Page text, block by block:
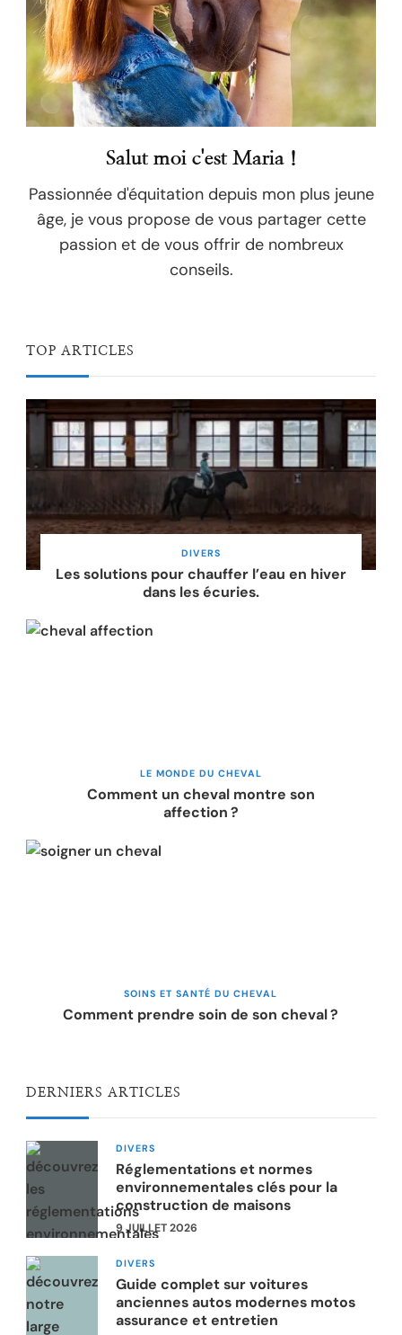
Salut moi c'est Maria !
Passionnée d'équitation depuis mon plus jeune
âge, je vous propose de vous partager cette
passion et de vous offrir de nombreux
conseils.
TOP ARTICLES
DIVERS
Les solutions pour chauffer l’eau en hiver
dans les écuries.
LE MONDE DU CHEVAL
Comment un cheval montre son
affection ?
SOINS ET SANTÉ DU CHEVAL
Comment prendre soin de son cheval ?
DERNIERS ARTICLES
DIVERS
Réglementations et normes
environnementales clés pour la
construction de maisons
9 JUILLET 2026
DIVERS
Guide complet sur voitures
anciennes autos modernes motos
assurance et entretien